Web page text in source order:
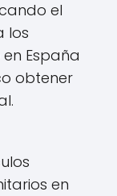
el
los
España
obtener
en